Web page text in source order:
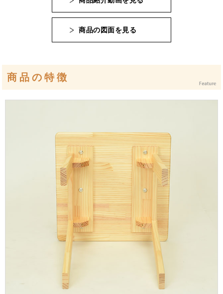
商品の図面を見る
商品の特徴